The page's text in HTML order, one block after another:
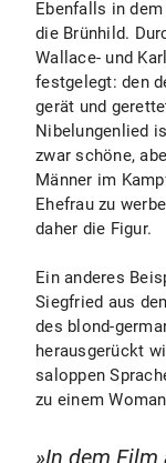
Ebenfalls in
die Brünhild.
Wallace- und
festgelegt: den
gerät und
Nibelungenlied
zwar schöne,
Männer im
Ehefrau zu
daher die Figur.
Ein anderes
Siegfried aus
des blond-
herausgerückt
saloppen
zu einem
In dem Film